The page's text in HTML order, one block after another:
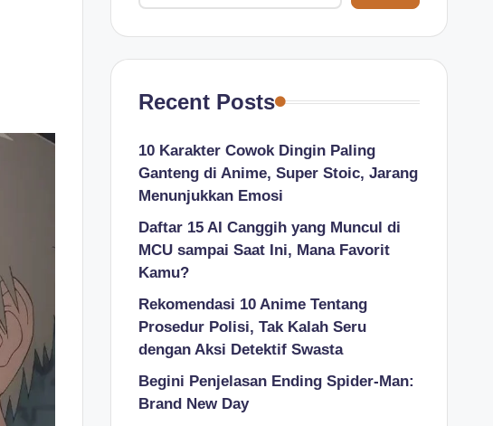
Recent Posts
10 Karakter Cowok Dingin Paling
Ganteng di Anime, Super Stoic, Jarang
Menunjukkan Emosi
Daftar 15 AI Canggih yang Muncul di
MCU sampai Saat Ini, Mana Favorit
Kamu?
Rekomendasi 10 Anime Tentang
Prosedur Polisi, Tak Kalah Seru
dengan Aksi Detektif Swasta
Begini Penjelasan Ending Spider-Man:
Brand New Day